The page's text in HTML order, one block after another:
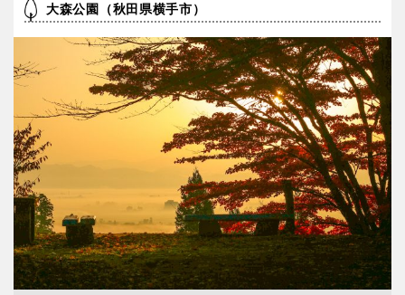
大森公園（秋田県横手市）